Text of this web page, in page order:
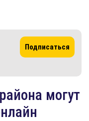
Подписаться
могут